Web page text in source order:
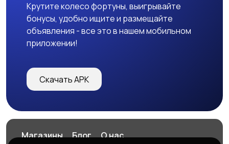
Уход за животными Другое
Крутите колесо фортуны, выигрывайте
бонусы, удобно ищите и размещайте
объявления - все это в нашем мобильном
приложении!
Скачать APK
Магазины Блог
О нас